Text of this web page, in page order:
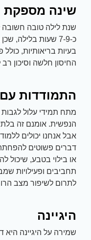
שינה מספקת
שנת לילה טובה חשובה
כ-7-9 שעות בלילה,
בעיות בריאותיות,
החיסון חלשה וסיכון
התמודדות
מתח תמידי עלול לגבות
הנפשית. אומנם זה
אבל אנחנו יכולים
דברים פשוטים
או בילוי בטבע, שיכול
תחביבים ופעילויות
לתרום לשיפור מצב
היגיינה
שמירה על היגיינה